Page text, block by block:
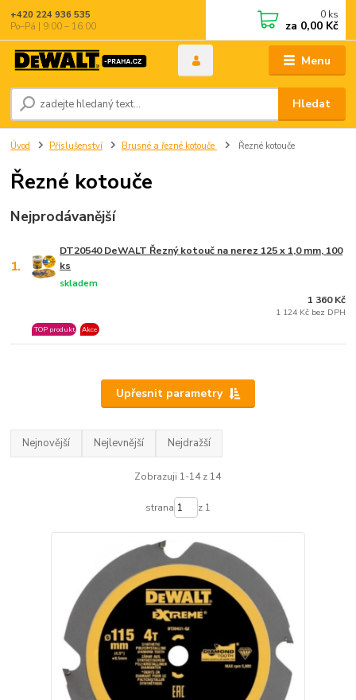
Menu
Hledat
+420 224 936 535
Po–Pá | 9:00 – 16:00
0 ks
za 0,00 Kč
Úvod Příslušenství Brusné a řezné kotouče Řezné kotouče
Řezné kotouče
Nejprodávanější
1.
DT20540 DeWALT Řezný kotouč na nerez 125 x 1,0 mm, 100
ks
skladem
TOP produkt Akce
1 360 Kč
1 124 Kč bez DPH
Upřesnit parametry
Nejnovější Nejlevnější Nejdražší
Zobrazuji 1-14 z 14
strana z 1